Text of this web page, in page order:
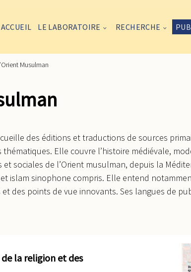
ACCUEIL LE LABORATOIRE RECHERCHE
Musulman
des éditions et traductions de sources
Elle couvre l’histoire médiévale,
sociales de l’Orient musulman, depuis la
islam sinophone compris. Elle entend
des points de vue innovants. Ses langues de
la religion et des